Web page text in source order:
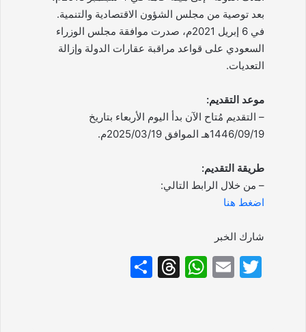
بعد توصية من مجلس الشؤون الاقتصادية والتنمية.
في 6 إبريل 2021م، صدرت موافقة مجلس الوزراء
السعودي على قواعد مراقبة عقارات الدولة وإزالة
التعديات.
موعد التقديم:
– التقديم مُتاح الآن بدأ اليوم الأربعاء بتاريخ
1446/09/19هـ الموافق 2025/03/19م.
طريقة التقديم:
– من خلال الرابط التالي:
اضغط هنا
شارك الخبر
T
E
W
T